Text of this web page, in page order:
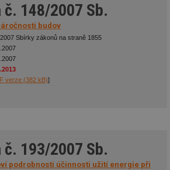
č. 148/2007 Sb.
budov
Sbírky zákonů na straně 1855
verze (382 kB)]
č. 193/2007 Sb.
podrobnosti účinnosti užití energie při